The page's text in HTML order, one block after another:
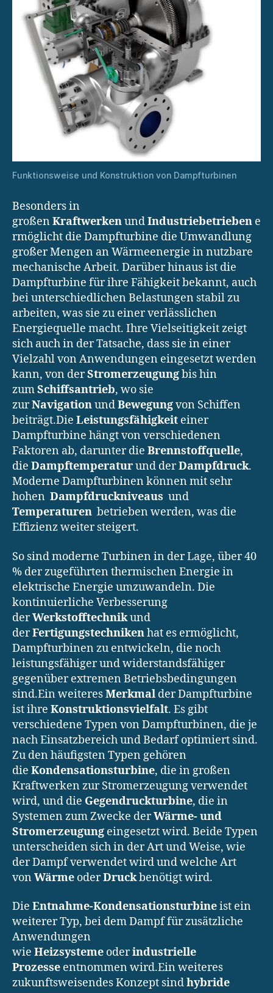
Funktionsweise und Konstruktion von Dampfturbinen
Besonders in
großenKraftwerkenundIndustriebetrieben e
rmöglicht die Dampfturbine die Umwandlung
großer Mengen an Wärmeenergie in nutzbare
mechanische Arbeit. Darüber hinaus ist die
Dampfturbine für ihre Fähigkeit bekannt, auch
bei unterschiedlichen Belastungen stabil zu
arbeiten, was sie zu einer verlässlichen
Energiequelle macht. Ihre Vielseitigkeit zeigt
sich auch in der Tatsache, dass sie in einer
Vielzahl von Anwendungen eingesetzt werden
kann, von derStromerzeugungbis hin
zumSchiffsantrieb, wo sie
zurNavigationundBewegungvon Schiffen
beiträgt.Die Leistungsfähigkeit einer
Dampfturbine hängt von verschiedenen
Faktoren ab, darunter die Brennstoffquelle,
die Dampftemperaturund derDampfdruck.
Moderne Dampfturbinen können mit sehr
hohen Dampfdruckniveaus und
Temperaturen betrieben werden, was die
Effizienz weiter steigert.
So sind moderne Turbinen in der Lage, über 40
% der zugeführten thermischen Energie in
elektrische Energie umzuwandeln. Die
kontinuierliche Verbesserung
derWerkstofftechnikund
derFertigungstechnikenhat es ermöglicht,
Dampfturbinen zu entwickeln, die noch
leistungsfähiger und widerstandsfähiger
gegenüber extremen Betriebsbedingungen
sind.Ein weiteresMerkmal der Dampfturbine
ist ihre Konstruktionsvielfalt. Es gibt
verschiedene Typen von Dampfturbinen, die je
nach Einsatzbereich und Bedarf optimiert sind.
Zu den häufigsten Typen gehören
die Kondensationsturbine, die in großen
Kraftwerken zur Stromerzeugung verwendet
wird, und die Gegendruckturbine, die in
Systemen zum Zwecke derWärme- und
Stromerzeugung eingesetzt wird. Beide Typen
unterscheiden sich in der Art und Weise, wie
der Dampf verwendet wird und welche Art
vonWärme oderDruckbenötigt wird.
Die Entnahme-Kondensationsturbineist ein
weiterer Typ, bei dem Dampf für zusätzliche
Anwendungen
wie Heizsysteme oderindustrielle
Prozesse entnommen wird.Ein weiteres
zukunftsweisendes Konzept sindhybride